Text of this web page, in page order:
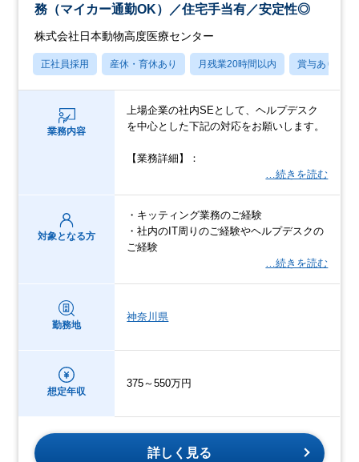
務（マイカー通勤OK）／住宅手当有／安定性◎
株式会社日本動物高度医療センター
正社員採用 産休・育休あり 月残業20時間以内 賞与あり
業務内容
上場企業の社内SEとして、ヘルプデスク
を中心とした下記の対応をお願いします。
【業務詳細】：
…続きを読む
対象となる方
・キッティング業務のご経験
・社内のIT周りのご経験やヘルプデスクの
ご経験
…続きを読む
勤務地
神奈川県
想定年収
375～550万円
詳しく見る